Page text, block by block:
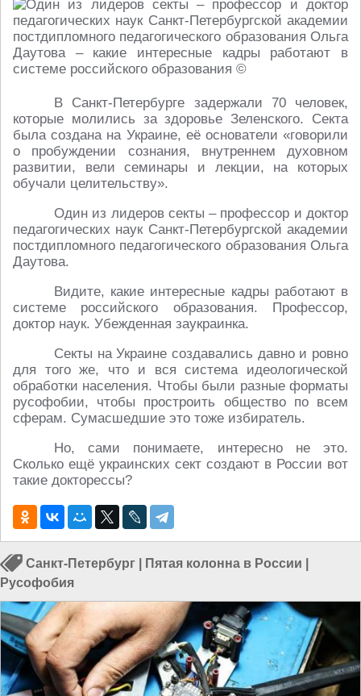
В Санкт-Петербурге задержали 70 человек,
которые молились за здоровье Зеленского. Секта
была создана на Украине, её основатели «говорили
о пробуждении сознания, внутреннем духовном
развитии, вели семинары и лекции, на которых
обучали целительству».
Один из лидеров секты – профессор и доктор
педагогических наук Санкт-Петербургской академии
постдипломного педагогического образования Ольга
Даутова.
Видите, какие интересные кадры работают в
системе российского образования. Профессор,
доктор наук. Убежденная заукраинка.
Секты на Украине создавались давно и ровно
для того же, что и вся система идеологической
обработки населения. Чтобы были разные форматы
русофобии, чтобы простроить общество по всем
сферам. Сумасшедшие это тоже избиратель.
Но, сами понимаете, интересно не это.
Сколько ещё украинских сект создают в России вот
такие докторессы?
Санкт-Петербург Пятая колонна в России
Русофобия